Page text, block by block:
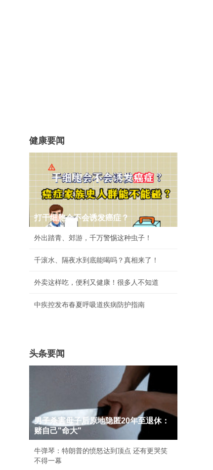
健康要闻
打干细胞会不会诱发癌症？
外出踏青、郊游，千万警惕这种虫子！
千滚水、隔夜水到底能喝吗？真相来了！
外卖这样吃，便利又健康！很多人不知道
中疾控发布春夏呼吸道疾病防护指南
头条要闻
男子杀害母子后原地隐匿20年至退休：
赌自己"命大"
牛弹琴：特朗普的愤怒达到顶点 还有更哭笑
不得一幕